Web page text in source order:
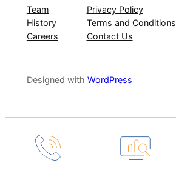
Team
History
Careers
Privacy Policy
Terms and Conditions
Contact Us
Designed with WordPress